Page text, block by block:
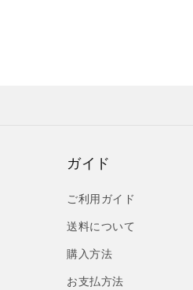
ガイド
ご利用ガイド
送料について
購入方法
お支払方法